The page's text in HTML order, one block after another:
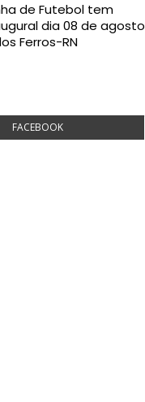
de Futebol tem
dia 08 de agosto
Ferros-RN
FACEBOOK